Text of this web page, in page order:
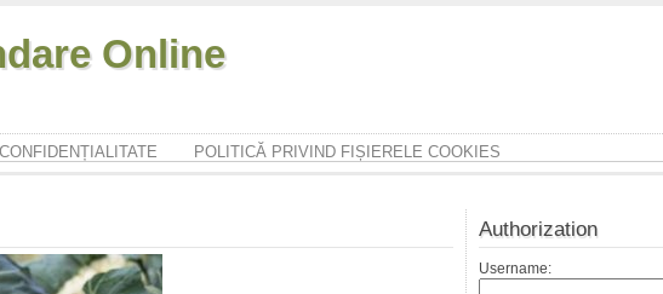
Online
POLITICĂ PRIVIND FIȘIERELE COOKIES
Authorization
Username: